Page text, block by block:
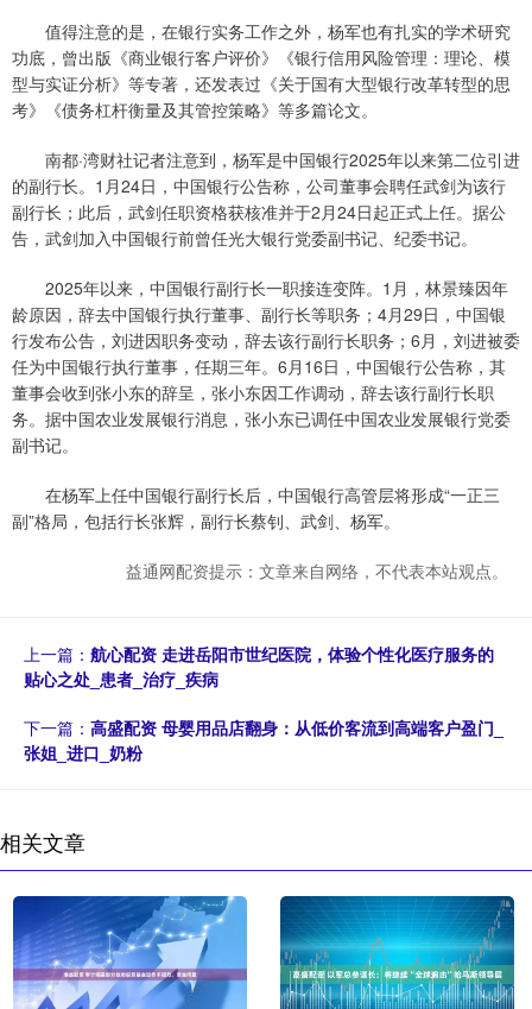
值得注意的是，在银行实务工作之外，杨军也有扎实的学术研究
功底，曾出版《商业银行客户评价》《银行信用风险管理：理论、模
型与实证分析》等专著，还发表过《关于国有大型银行改革转型的思
考》《债务杠杆衡量及其管控策略》等多篇论文。
南都·湾财社记者注意到，杨军是中国银行2025年以来第二位引进
的副行长。1月24日，中国银行公告称，公司董事会聘任武剑为该行
副行长；此后，武剑任职资格获核准并于2月24日起正式上任。据公
告，武剑加入中国银行前曾任光大银行党委副书记、纪委书记。
2025年以来，中国银行副行长一职接连变阵。1月，林景臻因年
龄原因，辞去中国银行执行董事、副行长等职务；4月29日，中国银
行发布公告，刘进因职务变动，辞去该行副行长职务；6月，刘进被委
任为中国银行执行董事，任期三年。6月16日，中国银行公告称，其
董事会收到张小东的辞呈，张小东因工作调动，辞去该行副行长职
务。据中国农业发展银行消息，张小东已调任中国农业发展银行党委
副书记。
在杨军上任中国银行副行长后，中国银行高管层将形成“一正三
副”格局，包括行长张辉，副行长蔡钊、武剑、杨军。
益通网配资提示：文章来自网络，不代表本站观点。
上一篇： 航心配资 走进岳阳市世纪医院，体验个性化医疗服务的
贴心之处_患者_治疗_疾病
下一篇： 高盛配资 母婴用品店翻身：从低价客流到高端客户盈门_
张姐_进口_奶粉
相关文章